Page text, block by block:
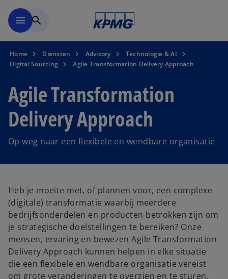
menu search
Home Diensten Advisory
Technologie & AI
Digital Sourcing
Agile Transformation Delivery Approach
Agile Transformation
Delivery Approach
Op weg naar een flexibele en wendbare organisatie
Heb je moeite met, of plannen voor, een complexe
(digitale) transformatie waarbij meerdere
bedrijfsonderdelen en producten betrokken zijn om
je strategische doelstellingen te bereiken? Onze
mensen, ervaring en bewezen Agile Transformation
Delivery Approach kunnen helpen in elke situatie
die een flexibele en wendbare organisatie vereist
om grote veranderingen te overzien en te sturen.